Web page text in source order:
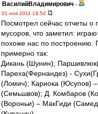
ВасилийВладимирович -
01 ноя 2011 19:52
Посмотрел сейчас отчеты о
мусоров, что заметил:
похоже нас по построению.
примерно так:
Дикань (Шунин);
Пареха(Фернандез) -
(Ломич); Кариока (Юсупов)
(Семьшвов); Д. Комбаров
(Вороньи) – МакГиди